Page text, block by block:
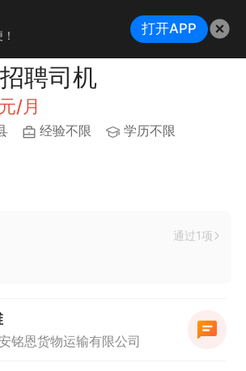
聘司机
/月
经验不限
学历不限
通过1项
铭恩货物运输有限公司
打开APP